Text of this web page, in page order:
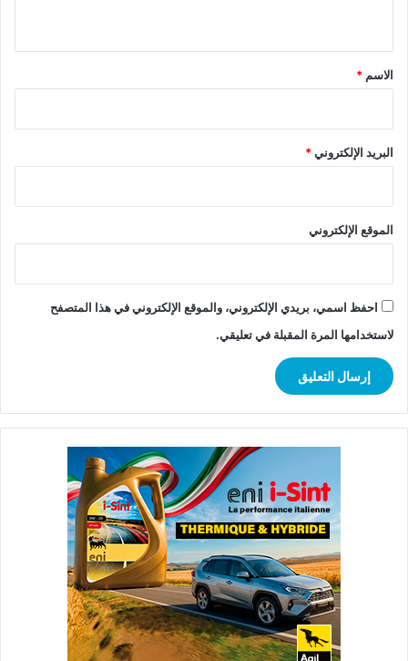
*
الاسم *
البريد الإلكتروني*
الموقع الإلكتروني
احفظ اسمي، بريدي الإلكتروني، والموقع الإلكتروني في هذا المتصفح
لاستخدامها المرة المقبلة في تعليقي.